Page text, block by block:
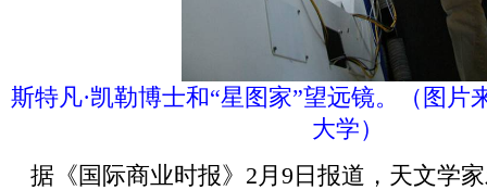
斯特凡·凯勒博士和“星图家”望远镜。（图片
大学）
据《国际商业时报》2月9日报道，天文学